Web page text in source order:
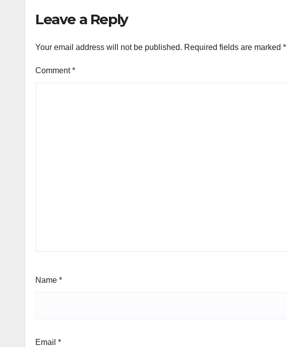
Leave a Reply
Your email address will not be published. Required fields are marked *
Comment*
Name *
Email *